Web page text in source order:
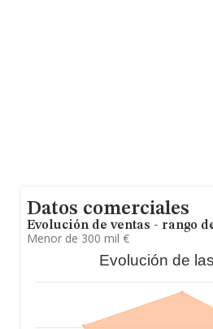
Datos comerciales
Evolución de ventas - rango
Menor de 300 mil €
Evolución de